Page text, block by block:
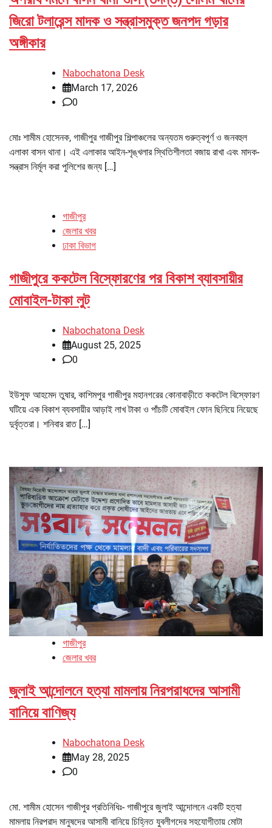
জিরো টলারেন্স মাদক ও সন্ত্রাসমুক্ত জনপদ গড়ার
অঙ্গীকার
Nabochatona Desk
March 17, 2026
0
মোঃ শামীম হোসেনক, গাজীপুর গাজীপুর শিল্পাঞ্চলের অন্যতম গুরুত্বপূর্ণ ও জনবহুল
এলাকা বাসন থানা। এই এলাকার আইন-শৃঙ্খলার স্থিতিশীলতা বজায় রাখা এবং মাদক-
সন্ত্রাস নির্মূল করা পুলিশের জন্য […]
গাজীপুর
জেলার খবর
ঢাকা বিভাগ
গাজীপুরে ককটেল বিস্ফোরণের পর বিকাশ ব্যাবসায়ীর
মোবাইল-টাকা লুট
Nabochatona Desk
August 25, 2025
0
ইউসুফ আহমেদ তুষার, কাশিমপুর গাজীপুর মহানগরের কোনাবাড়ীতে ককটেল বিস্ফোরণ
ঘটিয়ে এক বিকাশ ব্যবসায়ীর আড়াই লাখ টাকা ও পাঁচটি মোবাইল ফোন ছিনিয়ে নিয়েছে
দুর্বৃত্তরা। শনিবার রাত […]
গাজীপুর
জেলার খবর
জুলাই আন্দোলনে হত্যা মামলায় নিরপরাধদের আসামী
বানিয়ে বাণিজ্য
Nabochatona Desk
May 28, 2025
0
মো. শামীম হোসেন গাজীপুর প্রতিনিধিঃ- গাজীপুরে জুলাই আন্দোলনে একটি হত্যা
মামলায় নিরপরাদ মানুষদের আসামী বানিয়ে চিহ্নিত যুবলীগদের সহযোগীতায় মোটা